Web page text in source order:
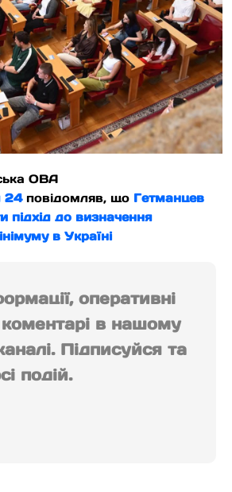
ОВА
24 повідомляв, що Гетманцев
підхід до визначення
в Україні
оперативні
в нашому
Підписуйся та
подій.